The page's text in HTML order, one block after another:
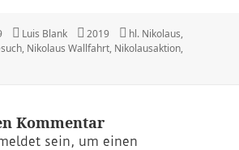
Autor
Luis Blank Kategorien
2019 Schlagwörter
hl. Nikolaus,
, Nikolaus Wallfahrt, Nikolausaktion,
Kommentar
sein, um einen